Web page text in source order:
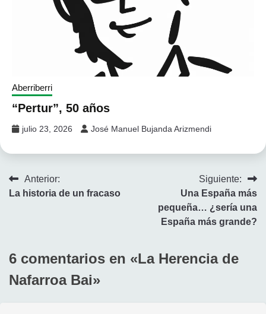
Aberriberri
“Pertur”, 50 años
julio 23, 2026 José Manuel Bujanda Arizmendi
Navegación
Anterior:
La historia de un fracaso
Siguiente:
Una España más
pequeña… ¿sería una
España más grande?
6 comentarios en «La Herencia de
Nafarroa Bai»